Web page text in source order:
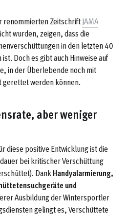
renommierten ZeitschriftJAMA
wurden, zeigen, dass die
in den letzten 40
Doch es gibt auch Hinweise auf
in der Überlebende noch mit
gerettet werden können.
aber weniger
diese positive Entwicklung ist die
bei kritischer Verschüttung
DankHandyalarmierung,
und
Ausbildung der Wintersportler
gelingt es, Verschüttete